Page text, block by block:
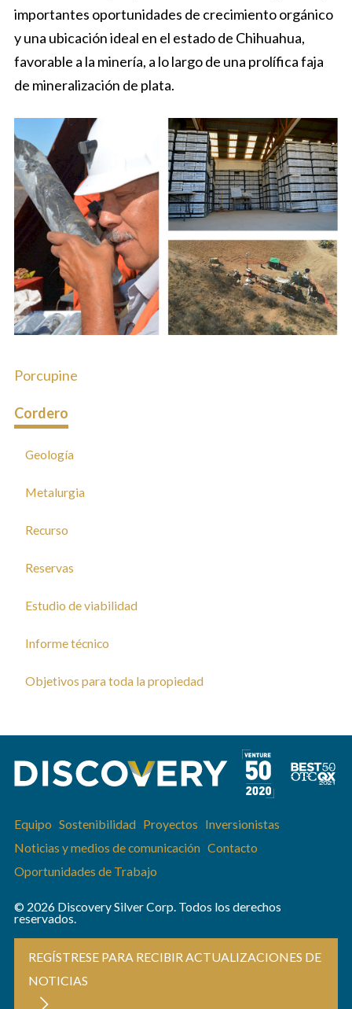
importantes oportunidades de crecimiento orgánico
y una ubicación ideal en el estado de Chihuahua,
favorable a la minería, a lo largo de una prolífica faja
de mineralización de plata.
Porcupine
Cordero
Geología
Metalurgia
Recurso
Reservas
Estudio de viabilidad
Informe técnico
Objetivos para toda la propiedad
Equipo Sostenibilidad Proyectos Inversionistas
Noticias y medios de comunicación Contacto
Oportunidades de Trabajo
© 2026 Discovery Silver Corp. Todos los derechos
reservados.
REGÍSTRESE PARA RECIBIR ACTUALIZACIONES DE
NOTICIAS